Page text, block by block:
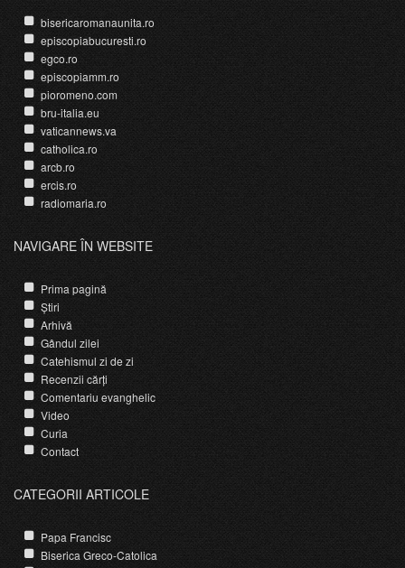
bisericaromanaunita.ro
episcopiabucuresti.ro
egco.ro
episcopiamm.ro
pioromeno.com
bru-italia.eu
vaticannews.va
catholica.ro
arcb.ro
ercis.ro
radiomaria.ro
NAVIGARE ÎN WEBSITE
Prima pagină
Știri
Arhivă
Gândul zilei
Catehismul zi de zi
Recenzii cărți
Comentariu evanghelic
Video
Curia
Contact
CATEGORII ARTICOLE
Papa Francisc
Biserica Greco-Catolica